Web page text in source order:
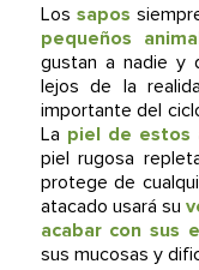
Los sapos
pequeños
gustan a nadie y
lejos de la
importante del
La piel de estos
piel rugosa
protege de
atacado usará su
acabar con sus
sus mucosas y